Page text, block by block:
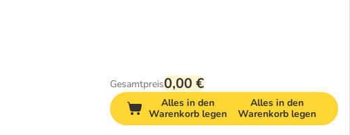
Gesamtpreis0,00 €
Alles in den
Warenkorb legen
Alles in den
Warenkorb legen